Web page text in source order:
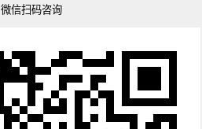
微信扫码咨询